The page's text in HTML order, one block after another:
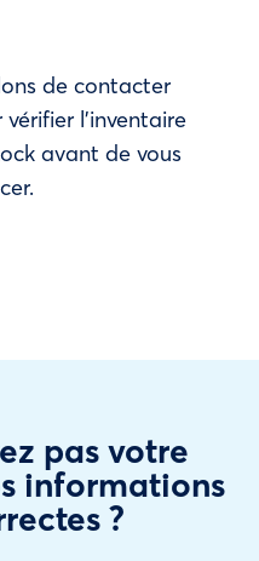
de contacter
l’inventaire
avant de vous
pas votre
informations
?